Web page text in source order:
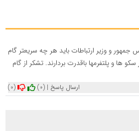
جمهور و وزیر ارتباطات باید هر چه سریعتر گام
سکو ها و پلتفرمها باقدرت بردارند. تشکر از گام
(0)
(0) ارسال پاسخ |